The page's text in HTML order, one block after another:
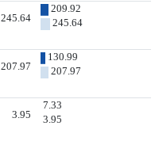
245.64
209.92
245.64
207.97
130.99
207.97
3.95
7.33
3.95